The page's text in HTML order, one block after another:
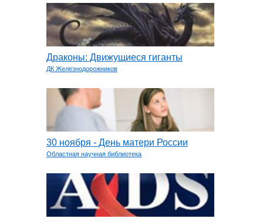
Драконы: Движущиеся гиганты
ДК Железнодорожников
30 ноября - День матери России
Областная научная библиотека